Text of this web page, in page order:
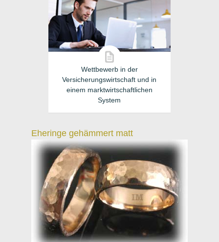
Wettbewerb in der
Versicherungswirtschaft und in
einem marktwirtschaftlichen
System
Eheringe gehämmert matt